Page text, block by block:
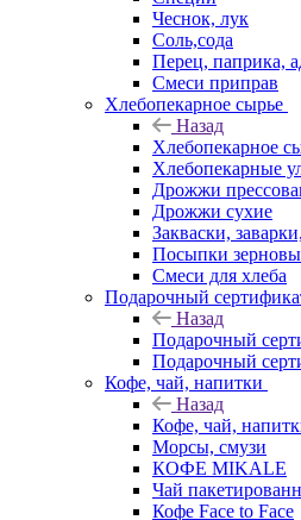
Чеснок, лук
Соль,сода
Перец, паприка,
Смеси приправ
Хлебопекарное сырье
Назад
Хлебопекарное
Хлебопекарные
Дрожжи
Дрожжи сухие
Закваски,
Посыпки
Смеси для хлеба
Подарочный
Назад
Подарочный
Подарочный
Кофе, чай, напитки
Назад
Кофе, чай,
Морсы, смузи
КОФЕ MIKALE
Чай
Кофе Face to Face